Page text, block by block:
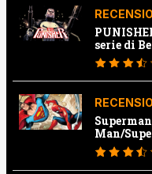
serie di
Man/
Marvel e